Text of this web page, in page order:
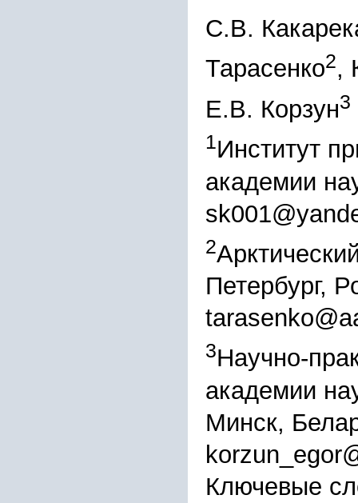
С.В.
Тарасенко2,
Е.В. Корзун3
1Институт
академии
2
Петербург,
3Научно-
академии
Минск,
Ключевые